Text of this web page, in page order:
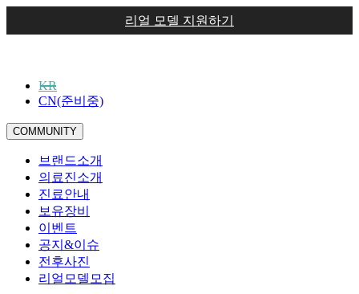
리얼 모델 지원하기
KR
CN(준비중)
COMMUNITY
브랜드소개
의료진소개
진료안내
보유장비
이벤트
공지&이슈
전후사진
리얼모델모집